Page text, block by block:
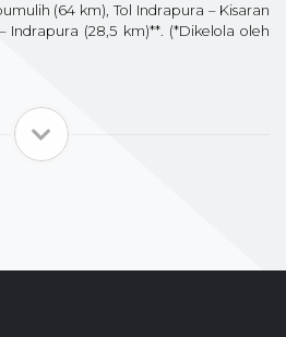
(64 km), Tol Indrapura – Kisaran
Indrapura (28,5 km)**. (*Dikelola oleh